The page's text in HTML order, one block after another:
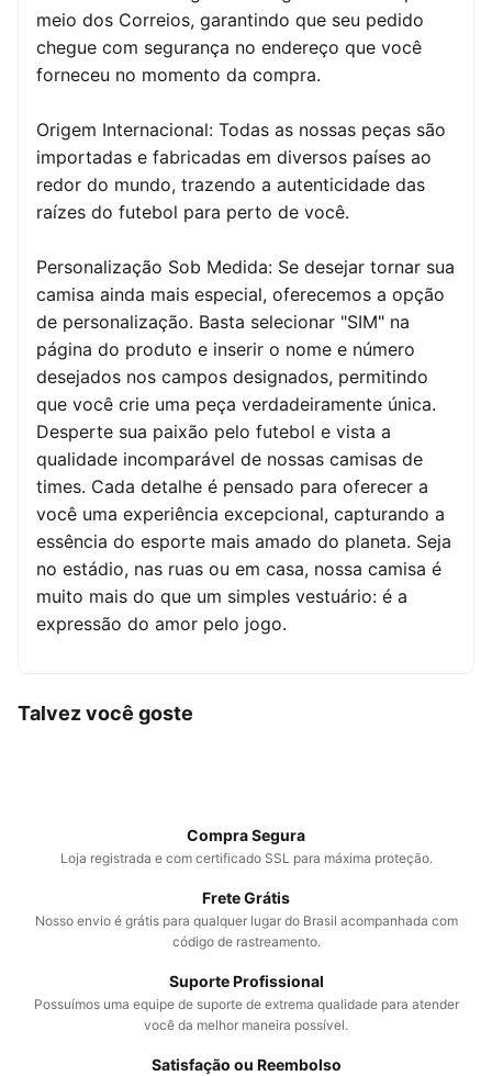
meio dos Correios, garantindo que seu pedido
chegue com segurança no endereço que você
forneceu no momento da compra.
Origem Internacional: Todas as nossas peças são
importadas e fabricadas em diversos países ao
redor do mundo, trazendo a autenticidade das
raízes do futebol para perto de você.
Personalização Sob Medida: Se desejar tornar sua
camisa ainda mais especial, oferecemos a opção
de personalização. Basta selecionar "SIM" na
página do produto e inserir o nome e número
desejados nos campos designados, permitindo
que você crie uma peça verdadeiramente única.
Desperte sua paixão pelo futebol e vista a
qualidade incomparável de nossas camisas de
times. Cada detalhe é pensado para oferecer a
você uma experiência excepcional, capturando a
essência do esporte mais amado do planeta. Seja
no estádio, nas ruas ou em casa, nossa camisa é
muito mais do que um simples vestuário: é a
expressão do amor pelo jogo.
Talvez você goste
Compra Segura
Loja registrada e com certificado SSL para máxima proteção.
Frete Grátis
Nosso envio é grátis para qualquer lugar do Brasil acompanhada com
código de rastreamento.
Suporte Profissional
Possuímos uma equipe de suporte de extrema qualidade para atender
você da melhor maneira possível.
Satisfação ou Reembolso